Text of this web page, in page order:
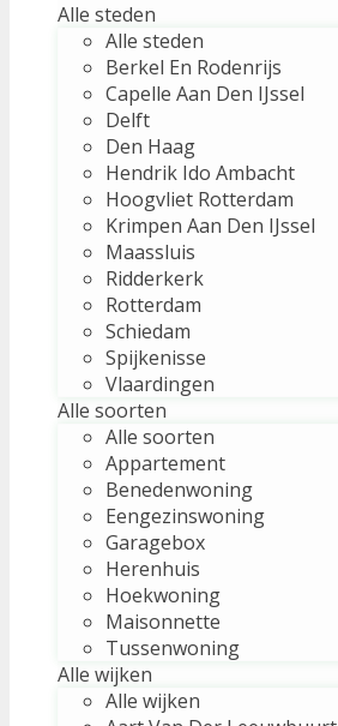
Alle steden
Alle steden
Berkel En Rodenrijs
Capelle Aan Den IJssel
Delft
Den Haag
Hendrik Ido Ambacht
Hoogvliet Rotterdam
Krimpen Aan Den IJssel
Maassluis
Ridderkerk
Rotterdam
Schiedam
Spijkenisse
Vlaardingen
Alle soorten
Alle soorten
Appartement
Benedenwoning
Eengezinswoning
Garagebox
Herenhuis
Hoekwoning
Maisonnette
Tussenwoning
Alle wijken
Alle wijken